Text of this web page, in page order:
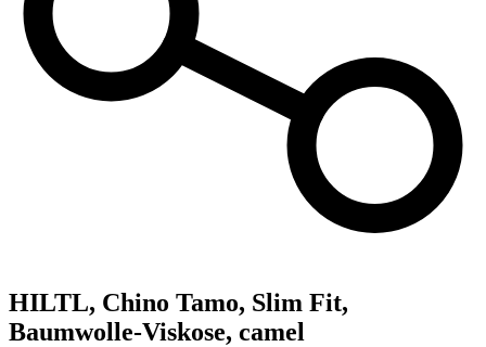
HILTL, Chino Tamo, Slim Fit,
Baumwolle-Viskose, camel